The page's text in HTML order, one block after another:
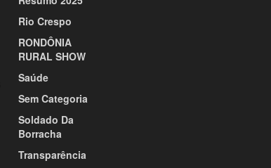
Rio Crespo
RONDÔNIA
RURAL SHOW
Saúde
Sem Categoria
Soldado Da
Borracha
Transparência